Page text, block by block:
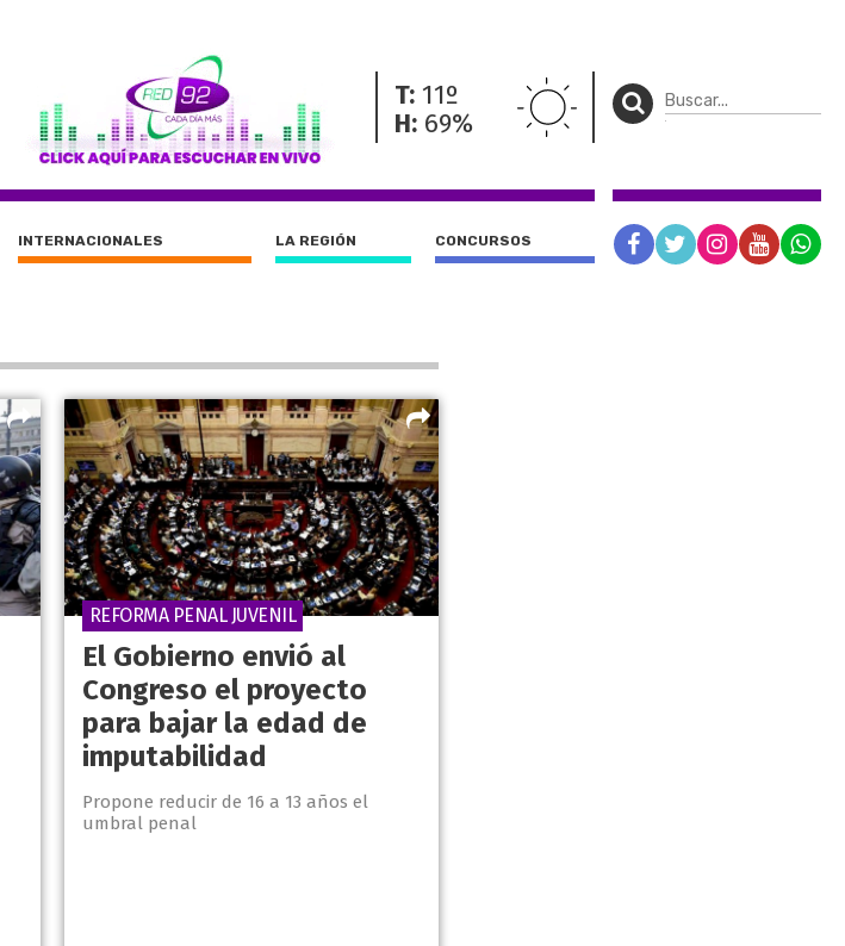
T: 11º
H: 69%
INTERNACIONALES LA REGIÓN CONCURSOS
El Gobierno envió al
Congreso el proyecto
para bajar la edad de
imputabilidad
Propone reducir de 16 a 13 años el
umbral penal
REFORMA PENAL JUVENIL